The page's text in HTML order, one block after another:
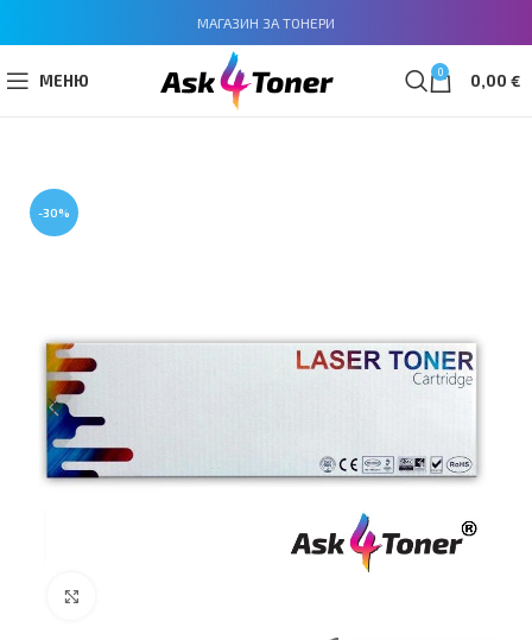
МАГАЗИН ЗА ТОНЕРИ
МЕНЮ 0 0,00 €
-30%